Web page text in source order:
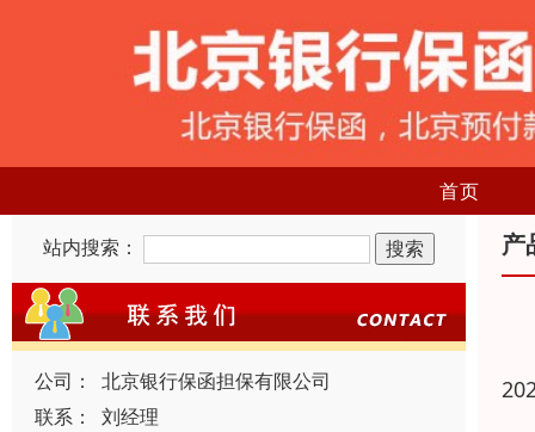
首页
站内搜索：
公司：
北京银行保函担保有限公司
联系：
刘经理
产